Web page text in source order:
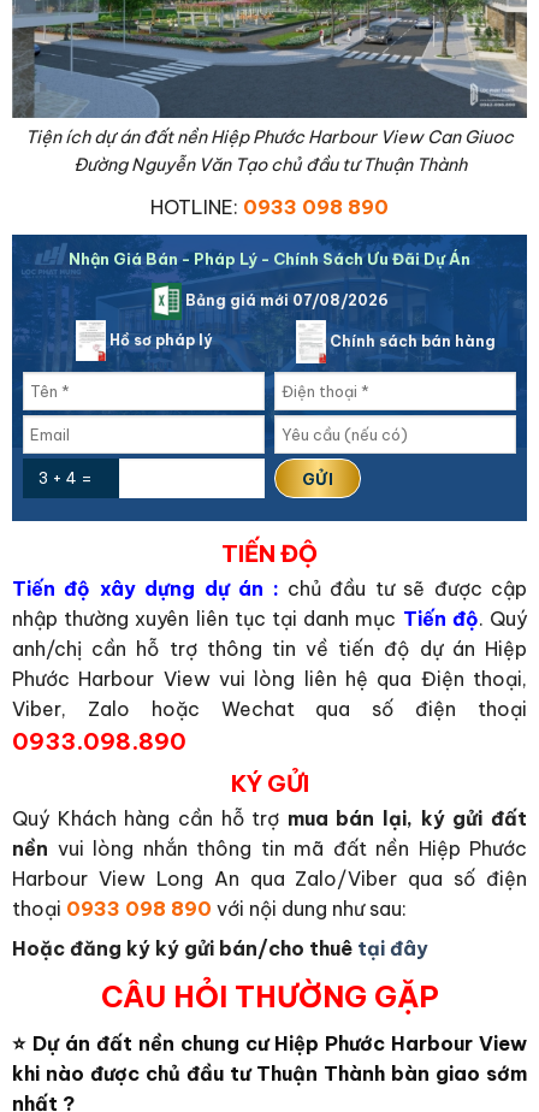
Tiện ích dự án đất nền Hiệp Phước Harbour View Can Giuoc
Đường Nguyễn Văn Tạo chủ đầu tư Thuận Thành
HOTLINE: 0933 098 890
Nhận Giá Bán - Pháp Lý - Chính Sách Ưu Đãi Dự Án
Bảng giá mới 07/08/2026
Hồ sơ pháp lý Chính sách bán hàng
3 + 4 =
TIẾN ĐỘ
Tiến độ xây dựng dự án : chủ đầu tư sẽ được cập
nhập thường xuyên liên tục tại danh mục Tiến độ. Quý
anh/chị cần hỗ trợ thông tin về tiến độ dự án Hiệp
Phước Harbour View vui lòng liên hệ qua Điện thoại,
Viber, Zalo hoặc Wechat qua số điện thoại
0933.098.890
KÝ GỬI
Quý Khách hàng cần hỗ trợ mua bán lại, ký gửi đất
nền vui lòng nhắn thông tin mã đất nền Hiệp Phước
Harbour View Long An qua Zalo/Viber qua số điện
thoại 0933 098 890 với nội dung như sau:
Hoặc đăng ký ký gửi bán/cho thuê tại đây
CÂU HỎI THƯỜNG GẶP
⭐ Dự án đất nền chung cư Hiệp Phước Harbour View
khi nào được chủ đầu tư Thuận Thành bàn giao sớm
nhất ?